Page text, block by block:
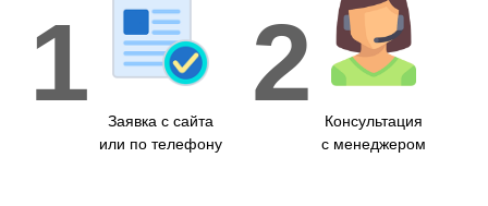
1
Заявка с сайта
или по телефону
2
Консультация
с менеджером